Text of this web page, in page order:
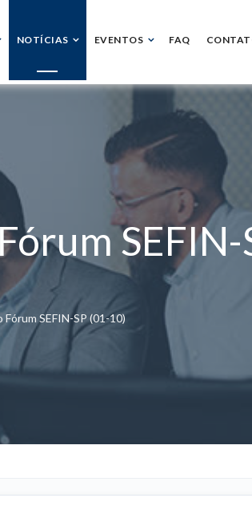
NOTÍCIAS EVENTOS FAQ
SEFIN-
SEFIN-SP (01-10)